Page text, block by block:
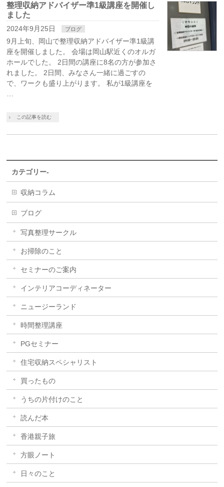
整理収納アドバイザー準1級講座を開催し
ました
2024年9月25日 ブログ
9月上旬、岡山で整理収納アドバイザー準1級講
座を開催しました。 会場は岡山駅近くのオルガ
ホールでした。 2日間の講座に8名の方が参加さ
れました。 2日間、みなさん一緒に過ごすの
で、ワークも盛り上がります。 私が1級講座を
この記事を読む
カテゴリー-
収納コラム
ブログ
写真整理サークル
お掃除のこと
セミナーのご案内
インテリアコーディネーター
ニュージーランド
時間整理講座
PGセミナー
住宅収納スペシャリスト
買ったもの
うちの片付けのこと
読んだ本
香港親子旅
方眼ノート
日々のこと